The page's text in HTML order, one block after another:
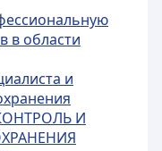
в области
и
И